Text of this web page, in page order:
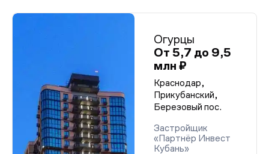
Огурцы
От 5,7 до 9,5
млн ₽
Краснодар,
Прикубанский,
Березовый пос.
Застройщик
«Партнёр Инвест
Кубань»